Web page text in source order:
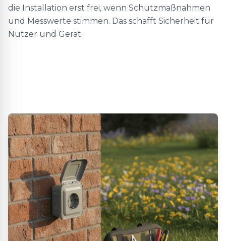
die Installation erst frei, wenn Schutzmaßnahmen
und Messwerte stimmen. Das schafft Sicherheit für
Nutzer und Gerät.